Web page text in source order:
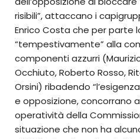
risibili”, attaccano i
Enrico Costa che per parte
“tempestivamente” alla
componenti azzurri
Occhiuto, Roberto Rosso,
Orsini) ribadendo
e opposizione, concorrano
operatività della
situazione che non ha